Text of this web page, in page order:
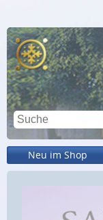
Neu im Shop